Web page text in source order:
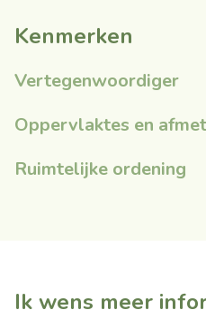
Kenmerken
Vertegenwoordiger
Oppervlaktes en
Ruimtelijke ordening
Ik wens meer